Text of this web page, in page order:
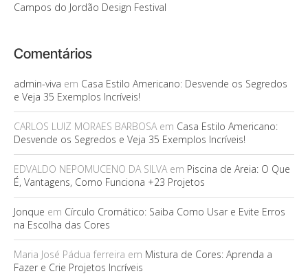
Campos do Jordão Design Festival
Comentários
admin-viva em Casa Estilo Americano: Desvende os Segredos
e Veja 35 Exemplos Incríveis!
CARLOS LUIZ MORAES BARBOSAem Casa Estilo Americano:
Desvende os Segredos e Veja 35 Exemplos Incríveis!
EDVALDO NEPOMUCENO DA SILVAem Piscina de Areia: O Que
É, Vantagens, Como Funciona +23 Projetos
Jonque em Círculo Cromático: Saiba Como Usar e Evite Erros
na Escolha das Cores
Maria José Pádua ferreira em Mistura de Cores: Aprenda a
Fazer e Crie Projetos Incríveis